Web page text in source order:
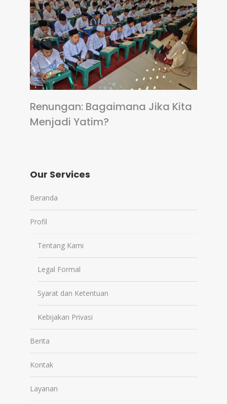
Renungan: Bagaimana Jika Kita
Menjadi Yatim?
Our Services
Beranda
Profil
Tentang Kami
Legal Formal
Syarat dan Ketentuan
Kebijakan Privasi
Berita
Kontak
Layanan